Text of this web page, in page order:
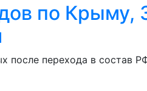
по Крыму,
перехода в состав